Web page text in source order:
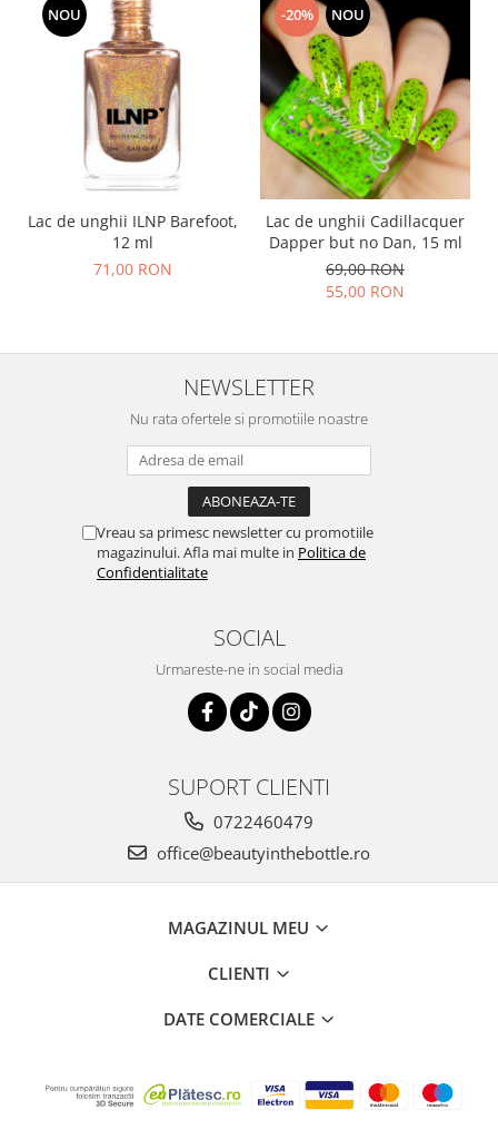
NOU
Lac de unghii ILNP Barefoot,
12 ml
71,00 RON
-20% NOU
Lac de unghii Cadillacquer
Dapper but no Dan, 15 ml
69,00 RON
55,00 RON
NEWSLETTER
Nu rata ofertele si promotiile noastre
Vreau sa primesc newsletter cu promotiile
magazinului. Afla mai multe in Politica de
Confidentialitate
SOCIAL
Urmareste-ne in social media
SUPORT CLIENTI
0722460479
office@beautyinthebottle.ro
MAGAZINUL MEU
CLIENTI
DATE COMERCIALE